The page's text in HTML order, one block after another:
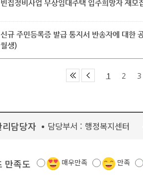
빈집정비사업 무상임대주택 입주희망자 재모
신규 주민등록증 발급 통지서 반송자에 대한
월생)
1 2 3
담당자 담당부서 : 행정복지센터
만족도 매우만족 만족